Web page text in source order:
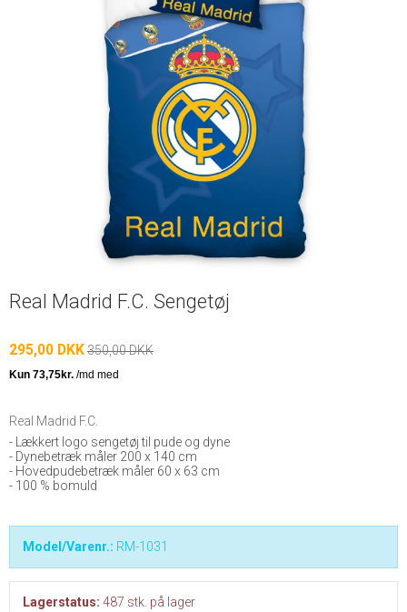
Real Madrid F.C. Sengetøj
295,00 DKK350,00 DKK
Real Madrid F.C.
- Lækkert logo sengetøj til pude og dyne
- Dynebetræk måler 200 x 140 cm
- Hovedpudebetræk måler 60 x 63 cm
- 100 % bomuld
Model/Varenr.: RM-1031
Lagerstatus: 487 stk. på lager